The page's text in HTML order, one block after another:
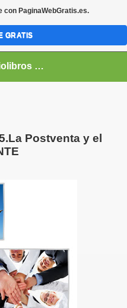
Libros y Audiolibros Para emprendedores
Postventa y el
con PaginaWebGratis.es.
GRATIS